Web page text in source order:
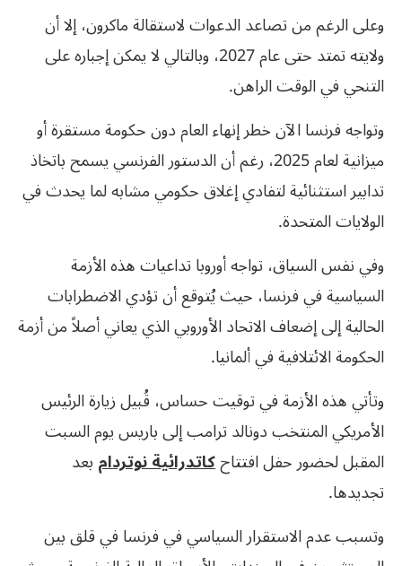
وعلى الرغم من تصاعد الدعوات لاستقالة ماكرون، إلا أن
ولايته تمتد حتى عام 2027، وبالتالي لا يمكن إجباره على
التنحي في الوقت الراهن.
وتواجه فرنسا الآن خطر إنهاء العام دون حكومة مستقرة أو
ميزانية لعام 2025، رغم أن الدستور الفرنسي يسمح باتخاذ
تدابير استثنائية لتفادي إغلاق حكومي مشابه لما يحدث في
الولايات المتحدة.
وفي نفس السياق، تواجه أوروبا تداعيات هذه الأزمة
السياسية في فرنسا، حيث يُتوقع أن تؤدي الاضطرابات
الحالية إلى إضعاف الاتحاد الأوروبي الذي يعاني أصلاً من أزمة
الحكومة الائتلافية في ألمانيا.
وتأتي هذه الأزمة في توقيت حساس، قُبيل زيارة الرئيس
الأمريكي المنتخب دونالد ترامب إلى باريس يوم السبت
المقبل لحضور حفل افتتاحكاتدرائية نوتردامبعد
تجديدها.
وتسبب عدم الاستقرار السياسي في فرنسا في قلق بين